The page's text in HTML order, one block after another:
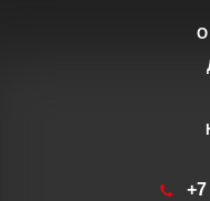
О
+7